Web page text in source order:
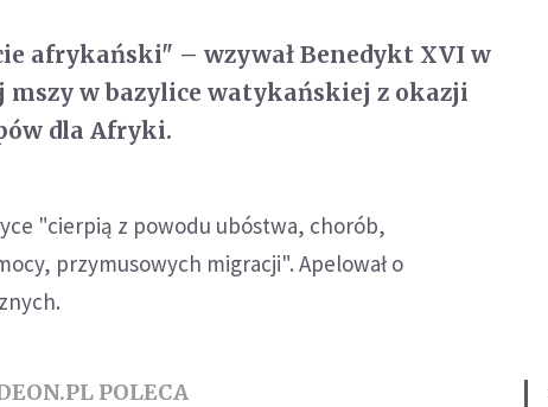
afrykański" – wzywał Benedykt XVI w
w bazylice watykańskiej z okazji
dla Afryki.
"cierpią z powodu ubóstwa, chorób,
przymusowych migracji". Apelował o
POLECA